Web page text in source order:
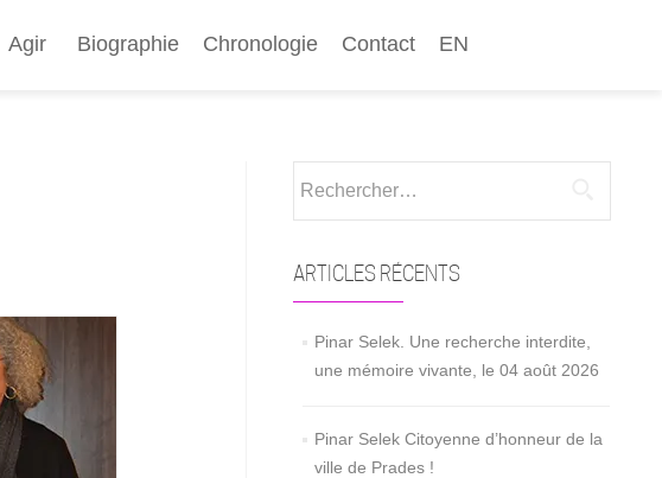
au
Agir Biographie Chronologie Contact EN
ARTICLES RÉCENTS
Pinar Selek. Une recherche interdite,
une mémoire vivante, le 04 août 2026
Pinar Selek Citoyenne d’honneur de la
ville de Prades !